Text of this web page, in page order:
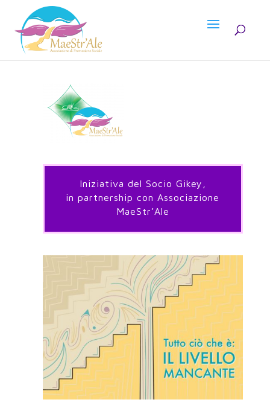
Iniziativa del Socio Gikey,
in partnership con Associazione
MaeStr’Ale